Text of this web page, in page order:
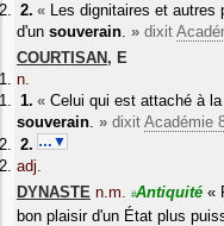
« Les dignitaires et autres
d'un souverain. » dixit
COURTISAN , E
n.
« Celui qui est attaché à la
souverain. » dixit Académie
…▼
adj.
DYNASTE n.m. #Antiquité «
bon plaisir d'un État plus